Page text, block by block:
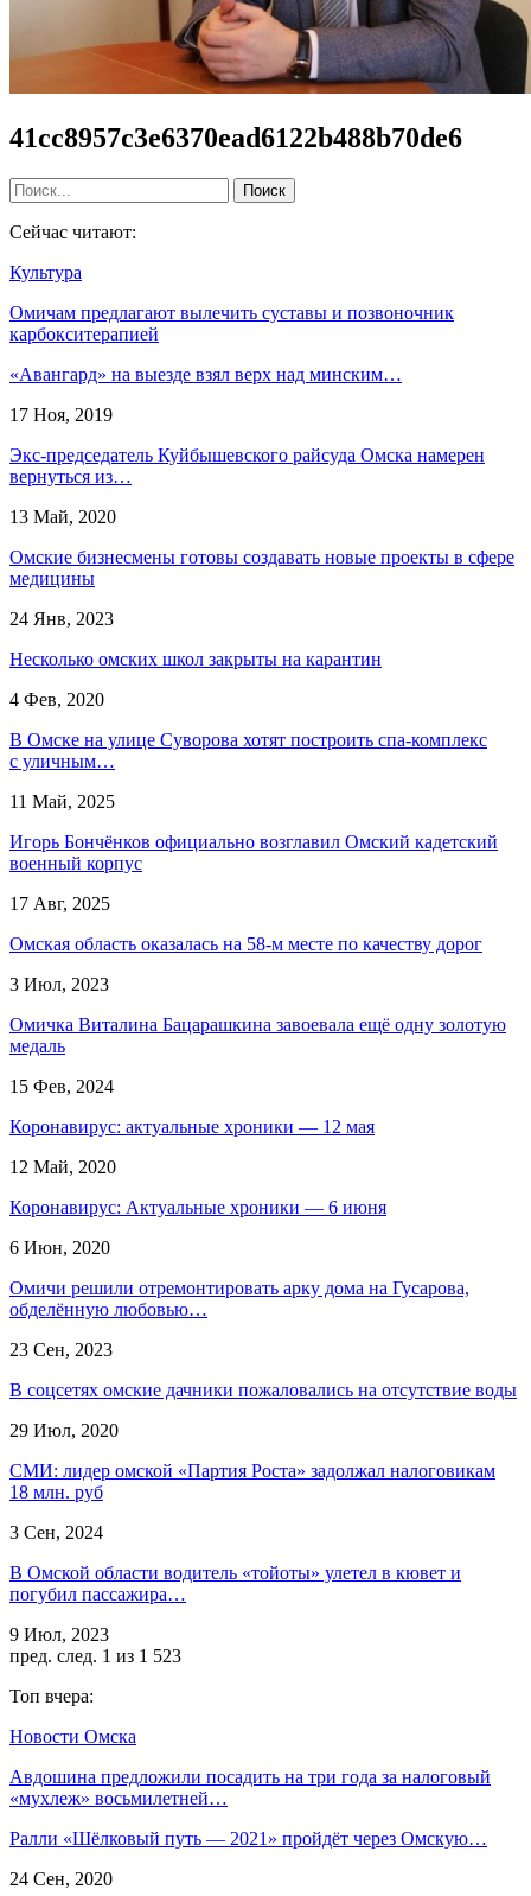
41cc8957c3e6370ead6122b488b70de6
Сейчас читают:
Культура
Омичам предлагают вылечить суставы и позвоночник
карбокситерапией
«Авангард» на выезде взял верх над минским…
17 Ноя, 2019
Экс-председатель Куйбышевского райсуда Омска намерен
вернуться из…
13 Май, 2020
Омские бизнесмены готовы создавать новые проекты в сфере
медицины
24 Янв, 2023
Несколько омских школ закрыты на карантин
4 Фев, 2020
В Омске на улице Суворова хотят построить спа-комплекс
с уличным…
11 Май, 2025
Игорь Бончёнков официально возглавил Омский кадетский
военный корпус
17 Авг, 2025
Омская область оказалась на 58-м месте по качеству дорог
3 Июл, 2023
Омичка Виталина Бацарашкина завоевала ещё одну золотую
медаль
15 Фев, 2024
Коронавирус: актуальные хроники — 12 мая
12 Май, 2020
Коронавирус: Актуальные хроники — 6 июня
6 Июн, 2020
Омичи решили отремонтировать арку дома на Гусарова,
обделённую любовью…
23 Сен, 2023
В соцсетях омские дачники пожаловались на отсутствие воды
29 Июл, 2020
СМИ: лидер омской «Партия Роста» задолжал налоговикам
18 млн. руб
3 Сен, 2024
В Омской области водитель «тойоты» улетел в кювет и
погубил пассажира…
9 Июл, 2023
пред. след. 1 из 1 523
Топ вчера:
Новости Омска
Авдошина предложили посадить на три года за налоговый
«мухлеж» восьмилетней…
Ралли «Шёлковый путь — 2021» пройдёт через Омскую…
24 Сен, 2020